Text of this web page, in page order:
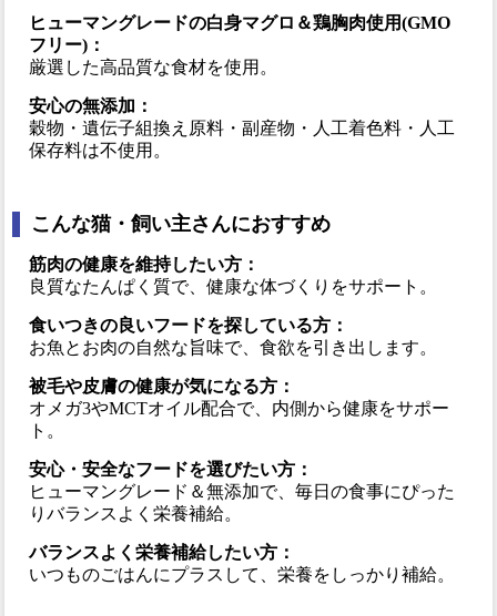
ヒューマングレードの白身マグロ＆鶏胸肉使用(GMO
フリー)：
厳選した高品質な食材を使用。
安心の無添加：
穀物・遺伝子組換え原料・副産物・人工着色料・人工
保存料は不使用。
こんな猫・飼い主さんにおすすめ
筋肉の健康を維持したい方：
良質なたんぱく質で、健康な体づくりをサポート。
食いつきの良いフードを探している方：
お魚とお肉の自然な旨味で、食欲を引き出します。
被毛や皮膚の健康が気になる方：
オメガ3やMCTオイル配合で、内側から健康をサポー
ト。
安心・安全なフードを選びたい方：
ヒューマングレード＆無添加で、毎日の食事にぴった
りバランスよく栄養補給。
バランスよく栄養補給したい方：
いつものごはんにプラスして、栄養をしっかり補給。